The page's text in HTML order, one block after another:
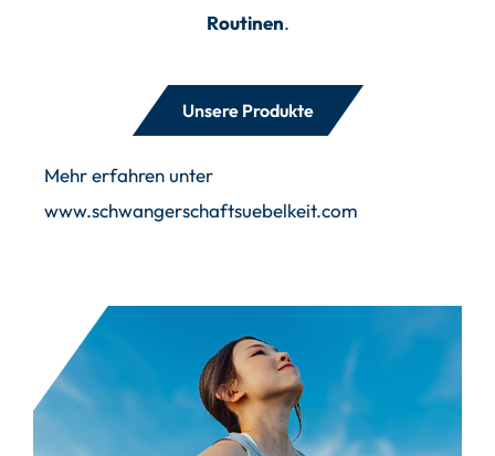
Routinen.
Unsere Produkte
Mehr erfahren unter
www.schwangerschaftsuebelkeit.com